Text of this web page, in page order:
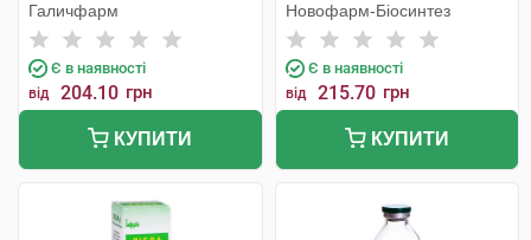
Галичфарм
Є в наявності
від 204.10 грн
КУПИТИ
Новофарм-Біосинтез
Є в наявності
від 215.70 грн
КУПИТИ